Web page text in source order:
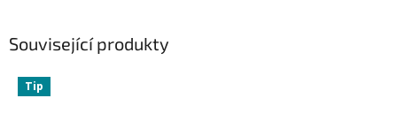
Související produkty
Tip